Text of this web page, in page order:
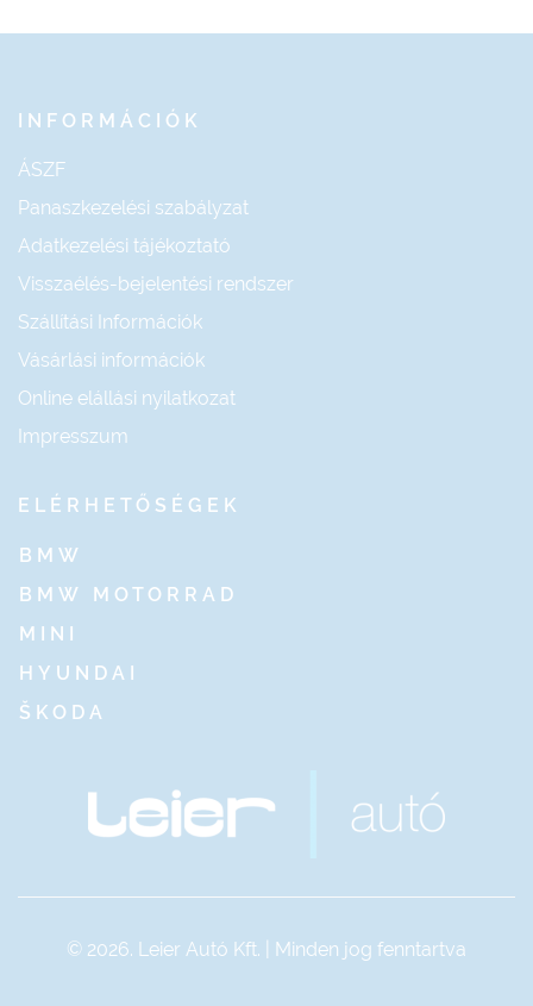
INFORMÁCIÓK
ÁSZF
Panaszkezelési szabályzat
Adatkezelési tájékoztató
Visszaélés-bejelentési rendszer
Szállítási Információk
Vásárlási információk
Online elállási nyilatkozat
Impresszum
ELÉRHETŐSÉGEK
BMW
BMW MOTORRAD
MINI
HYUNDAI
ŠKODA
© 2026. Leier Autó Kft. | Minden jog fenntartva